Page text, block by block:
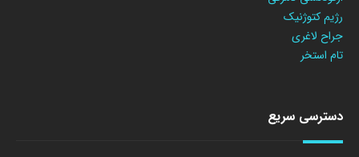
رژیم کتوژنیک
جراح لاغری
تام استخر
دسترسی سریع